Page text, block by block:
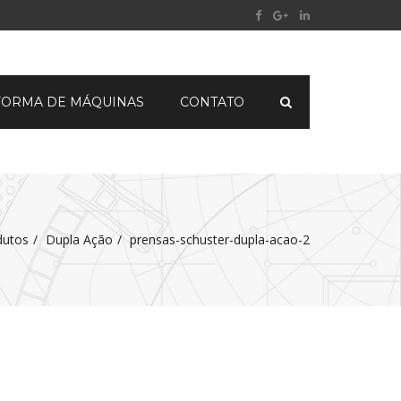
DE MÁQUINAS CONTATO
Dupla Ação prensas-schuster-dupla-acao-2